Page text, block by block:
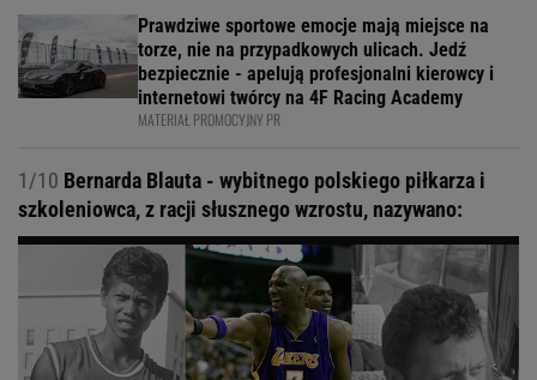
Prawdziwe sportowe emocje mają miejsce na
torze, nie na przypadkowych ulicach. Jedź
bezpiecznie - apelują profesjonalni kierowcy i
internetowi twórcy na 4F Racing Academy
MATERIAŁ PROMOCYJNY PR
1/10 Bernarda Blauta - wybitnego polskiego piłkarza i
szkoleniowca, z racji słusznego wzrostu, nazywano: